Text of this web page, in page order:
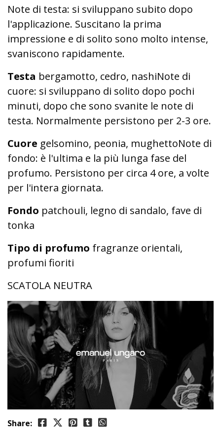
Note di testa: si sviluppano subito dopo
l'applicazione. Suscitano la prima
impressione e di solito sono molto intense,
svaniscono rapidamente.
Testa bergamotto, cedro, nashiNote di
cuore: si sviluppano di solito dopo pochi
minuti, dopo che sono svanite le note di
testa. Normalmente persistono per 2-3 ore.
Cuore gelsomino, peonia, mughettoNote di
fondo: è l'ultima e la più lunga fase del
profumo. Persistono per circa 4 ore, a volte
per l'intera giornata.
Fondo patchouli, legno di sandalo, fave di
tonka
Tipo di profumo fragranze orientali,
profumi fioriti
SCATOLA NEUTRA
Share: